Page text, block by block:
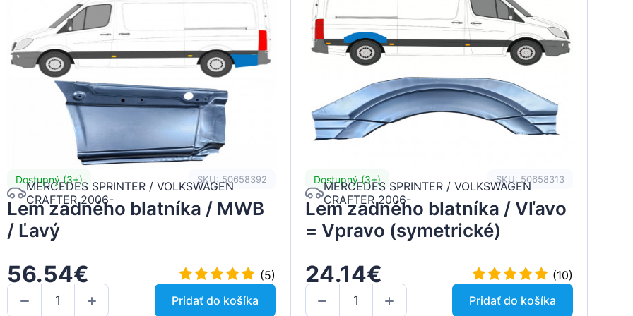
Dostupný (3+) SKU: 50658392
MERCEDES SPRINTER / VOLKSWAGEN
CRAFTER 2006-
Lem zadného blatníka / MWB
/ Ľavý
56.54€
(5)
Pridať do košíka
Dostupný (3+) SKU: 50658313
MERCEDES SPRINTER / VOLKSWAGEN
CRAFTER 2006-
Lem zadného blatníka / Vľavo
= Vpravo (symetrické)
24.14€
(10)
Pridať do košíka